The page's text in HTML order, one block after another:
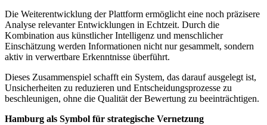
Die Weiterentwicklung der Plattform ermöglicht eine noch präzisere
Analyse relevanter Entwicklungen in Echtzeit. Durch die
Kombination aus künstlicher Intelligenz und menschlicher
Einschätzung werden Informationen nicht nur gesammelt, sondern
aktiv in verwertbare Erkenntnisse überführt.
Dieses Zusammenspiel schafft ein System, das darauf ausgelegt ist,
Unsicherheiten zu reduzieren und Entscheidungsprozesse zu
beschleunigen, ohne die Qualität der Bewertung zu beeinträchtigen.
Hamburg als Symbol für strategische Vernetzung